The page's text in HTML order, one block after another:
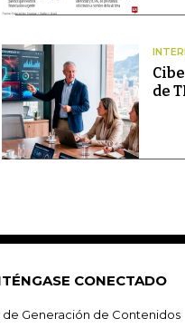
de
CONECTADO
de Generación de Contenidos